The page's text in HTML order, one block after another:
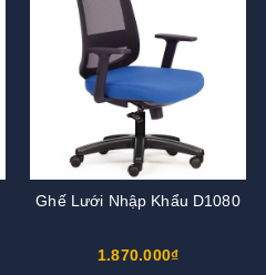
Ghế Lưới Nhập Khẩu D1080
1.870.000₫